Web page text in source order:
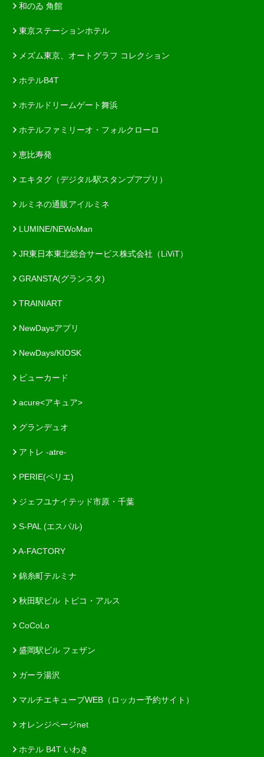
和のゐ 角館
東京ステーションホテル
メズム東京、オートグラフ コレクション
ホテルB4T
ホテルドリームゲート舞浜
ホテルファミリーオ・フォルクローロ
恵比寿発
エキタグ（デジタル駅スタンプアプリ）
ルミネの通販アイルミネ
LUMINE/NEWoMan
JR東日本東北総合サービス株式会社（LiViT）
GRANSTA(グランスタ)
TRAINIART
NewDaysアプリ
NewDays/KIOSK
ビューカード
acure<アキュア>
グランデュオ
アトレ -atre-
PERIE(ペリエ)
ジェフユナイテッド市原・千葉
S-PAL (エスパル)
A-FACTORY
錦糸町テルミナ
秋田駅ビル トピコ・アルス
CoCoLo
盛岡駅ビル フェザン
ガーラ湯沢
マルチエキューブWEB（ロッカー予約サイト）
オレンジページnet
ホテル B4T いわき